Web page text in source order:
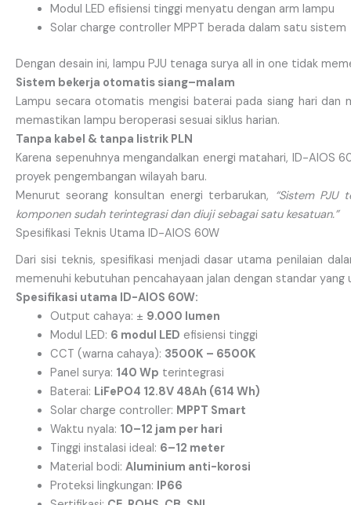
Modul LED efisiensi tinggi menyatu dengan arm lampu
Solar charge controller MPPT berada dalam satu sistem
Dengan desain ini, lampu PJU tenaga surya all in one tidak
Sistem bekerja otomatis siang–malam
Lampu secara otomatis mengisi baterai pada siang hari dan
memastikan lampu beroperasi sesuai siklus harian.
Tanpa kabel & tanpa listrik PLN
Karena sepenuhnya mengandalkan energi matahari, ID-AIOS
proyek pengembangan wilayah baru.
Menurut seorang konsultan energi terbarukan, “Sistem PJU
komponen sudah terintegrasi dan diuji sebagai satu kesatuan.”
Spesifikasi Teknis Utama ID-AIOS 60W
Dari sisi teknis, spesifikasi menjadi dasar utama penilaian
memenuhi kebutuhan pencahayaan jalan dengan standar
Spesifikasi utama ID-AIOS 60W:
Output cahaya: ± 9.000 lumen
Modul LED: 6 modul LED efisiensi tinggi
CCT (warna cahaya): 3500K – 6500K
Panel surya: 140 Wp terintegrasi
Baterai: LiFePO4 12.8V 48Ah (614 Wh)
Solar charge controller: MPPT Smart
Waktu nyala: 10–12 jam per hari
Tinggi instalasi ideal: 6–12 meter
Material bodi: Aluminium anti-korosi
Proteksi lingkungan: IP66